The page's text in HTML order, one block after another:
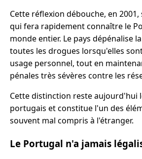
Cette réflexion débouche, en
qui fera rapidement connaître le
monde entier. Le pays dépénalise
toutes les drogues lorsqu'elles
usage personnel, tout en
pénales très sévères contre les
Cette distinction reste aujourd'hui
portugais et constitue l'un des
souvent mal compris à l'étranger.
Le Portugal n'a jamais